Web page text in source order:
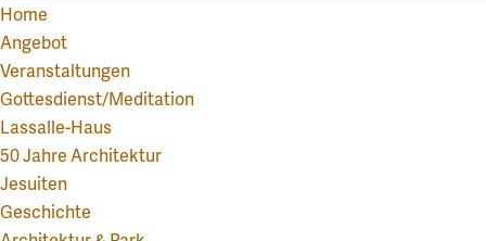
Home
Angebot
Veranstaltungen
Gottesdienst/Meditation
Lassalle-Haus
50 Jahre Architektur
Jesuiten
Geschichte